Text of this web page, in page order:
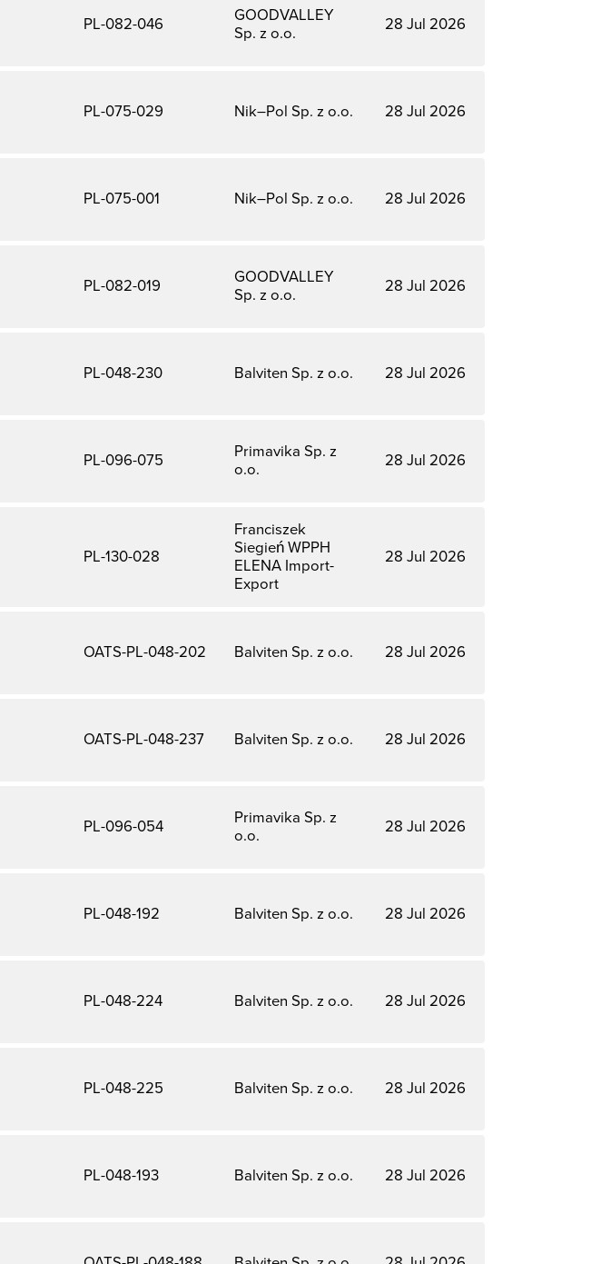
PL-082-046
GOODVALLEY
Sp. z o.o.
28 Jul 2026
PL-075-029 Nik–Pol Sp. z o.o. 28 Jul 2026
PL-075-001 Nik–Pol Sp. z o.o. 28 Jul 2026
PL-082-019
GOODVALLEY
Sp. z o.o.
28 Jul 2026
PL-048-230 Balviten Sp. z o.o. 28 Jul 2026
PL-096-075
Primavika Sp. z
o.o.
28 Jul 2026
PL-130-028
Franciszek
Siegień WPPH
ELENA Import-
Export
28 Jul 2026
OATS-PL-048-202 Balviten Sp. z o.o. 28 Jul 2026
OATS-PL-048-237 Balviten Sp. z o.o. 28 Jul 2026
PL-096-054
Primavika Sp. z
o.o.
28 Jul 2026
PL-048-192 Balviten Sp. z o.o. 28 Jul 2026
PL-048-224 Balviten Sp. z o.o. 28 Jul 2026
PL-048-225 Balviten Sp. z o.o. 28 Jul 2026
PL-048-193 Balviten Sp. z o.o. 28 Jul 2026